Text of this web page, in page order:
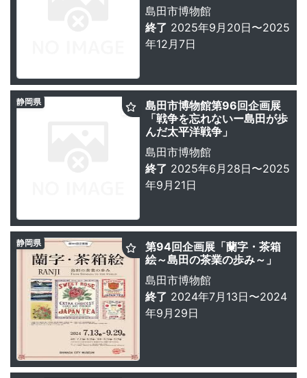
島田市博物館
終了 2025年9月20日〜2025
年12月7日
島田市博物館第96回企画展
「戦争を忘れないー島田が歩
んだ太平洋戦争」
島田市博物館
終了 2025年6月28日〜2025
年9月21日
静岡県
第94回企画展「蘭字・茶箱
絵～島田の茶業の歩み～」
島田市博物館
終了 2024年7月13日〜2024
年9月29日
静岡県